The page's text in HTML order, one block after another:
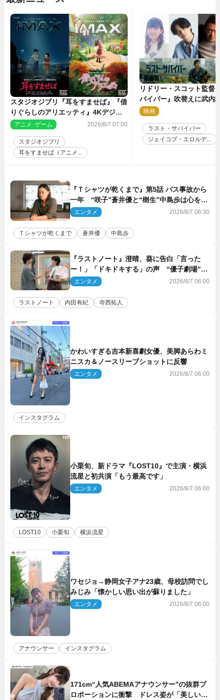
スタジオジブリ『耳をすませば』『借
りぐらしのアリエッティ』4Kデジタ
ルリマスターでIMAX上映決定！
アニメ･ゲーム 2026/8/7 07:00
スタジオジブリ
耳をすませば（アニメ...
リドリー・スコット監督
バイバー』吹替えに武内
哉・種崎敦美・井上和彦
映画
ラスト・サバイバー
ジェイコブ・エロルデ...
『Ｔシャツが乾くまで』第5話 バス事故から
一年 “咲子”蒼井優と“樹生”中島歩は心を許
しあえる関係に
エンタメ 2026/8/7 06:30
Ｔシャツが乾くまで 蒼井優 中島歩
『ラストノート』澄晴、葵に告白「言った
ー！」「ドキドキする」の声 “優子劇場”も
話題
エンタメ 2026/8/7 06:00
ラストノート 内田有紀 寺西拓人
かわいすぎる吉本新喜劇女優、美脚あらわミ
ニスカ＆ノースリーブショットに反響
エンタメ 2026/8/7 06:00
インスタグラム
小栗旬、新ドラマ『LOST10』で主演・横浜
流星と初共演「もう最高です」
エンタメ 2026/8/7 06:00
LOST10 小栗旬 横浜流星
ワセジョ→静岡女子アナ23歳、母校訪問でし
みじみ「懐かしい思い出が蘇りました」
エンタメ 2026/8/7 06:00
アナウンサー インスタグラム
171cm“人気ABEMAアナウンサー”の抜群プ
ロポーションに衝撃 ドレス姿が「美しい」